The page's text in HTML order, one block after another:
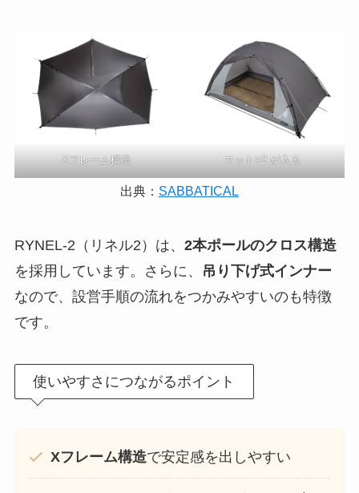
Xフレーム構造 マット×2 が入る
出典： SABBATICAL
RYNEL-2（リネル2）は、 2本ポールのクロス構造
を採用しています。さらに、
吊り下げ式インナー
なので、設営手順の流れをつかみやすいのも特徴
です。
使いやすさにつながるポイント
Xフレーム構造で安定感を出しやすい